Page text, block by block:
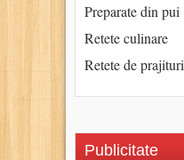
Preparate din pui
Retete culinare
Retete de prajituri
Publicitate